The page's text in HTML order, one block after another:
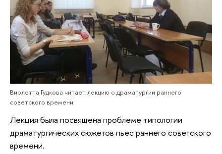
Виолетта Гудкова читает лекцию о драматургии раннего
советского времени
Лекция была посвящена проблеме типологии
драматургических сюжетов пьес раннего советского
времени.